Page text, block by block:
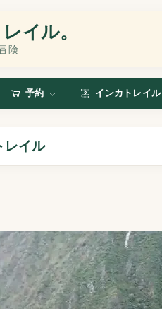
イル。
険
予約 インカトレイル
レイル